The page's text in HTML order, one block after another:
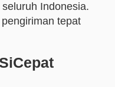
Indonesia.
tepat